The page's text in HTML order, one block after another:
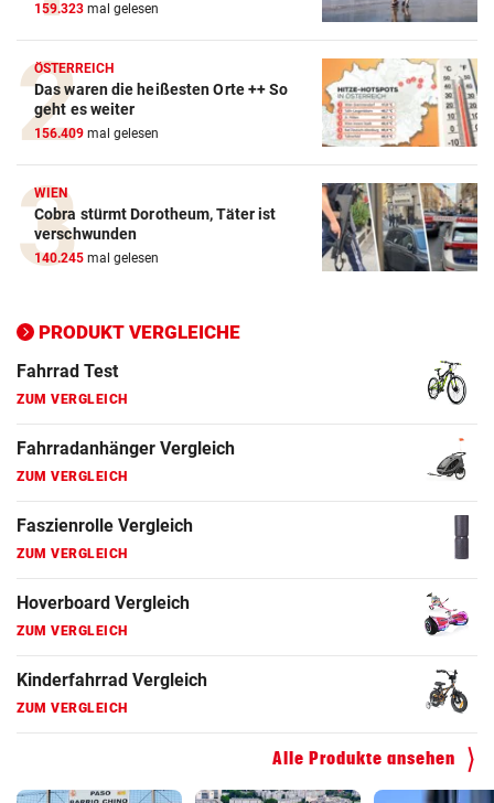
159.323 mal gelesen
ÖSTERREICH
Das waren die heißesten Orte ++ So
geht es weiter
156.409 mal gelesen
WIEN
Cobra stürmt Dorotheum, Täter ist
verschwunden
140.245 mal gelesen
PRODUKT VERGLEICHE
ZUM VERGLEICH
Crosstrainer Vergleich
ZUM VERGLEICH
E-Bike Vergleich
ZUM VERGLEICH
Elektro-Scooter Vergleich
ZUM VERGLEICH
ZUM VERGLEICH
Fahrrad Test
ZUM VERGLEICH
Fahrradanhänger Vergleich
ZUM VERGLEICH
Faszienrolle Vergleich
ZUM VERGLEICH
Hoverboard Vergleich
ZUM VERGLEICH
Kinderfahrrad Vergleich
ZUM VERGLEICH
Alle Produkte ansehen